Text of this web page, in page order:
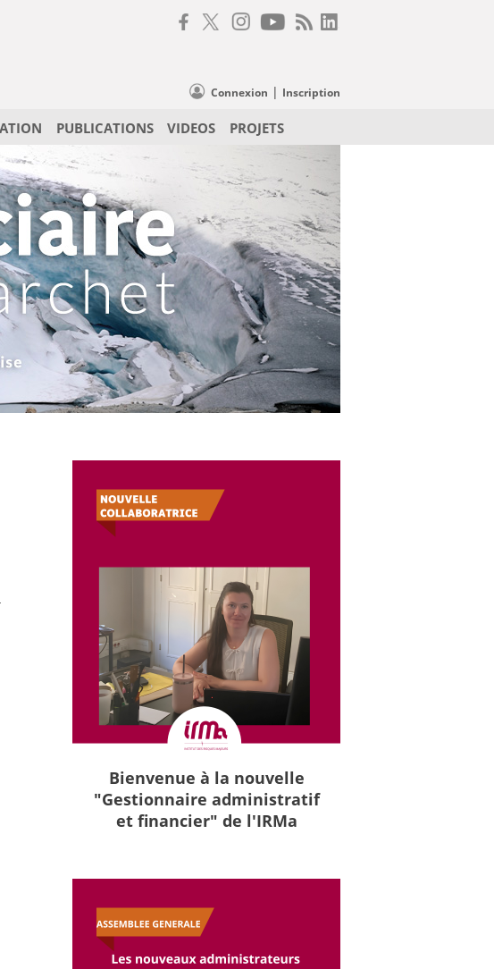
Connexion | Inscription
PUBLICATIONS VIDEOS PROJETS
Bienvenue à la nouvelle
"Gestionnaire administratif
et financier" de l'IRMa